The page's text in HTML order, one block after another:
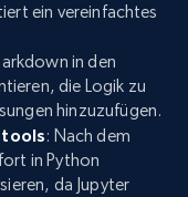
ein vereinfachtes
in den
die Logik zu
hinzuzufügen.
: Nach dem
in Python
da Jupyter